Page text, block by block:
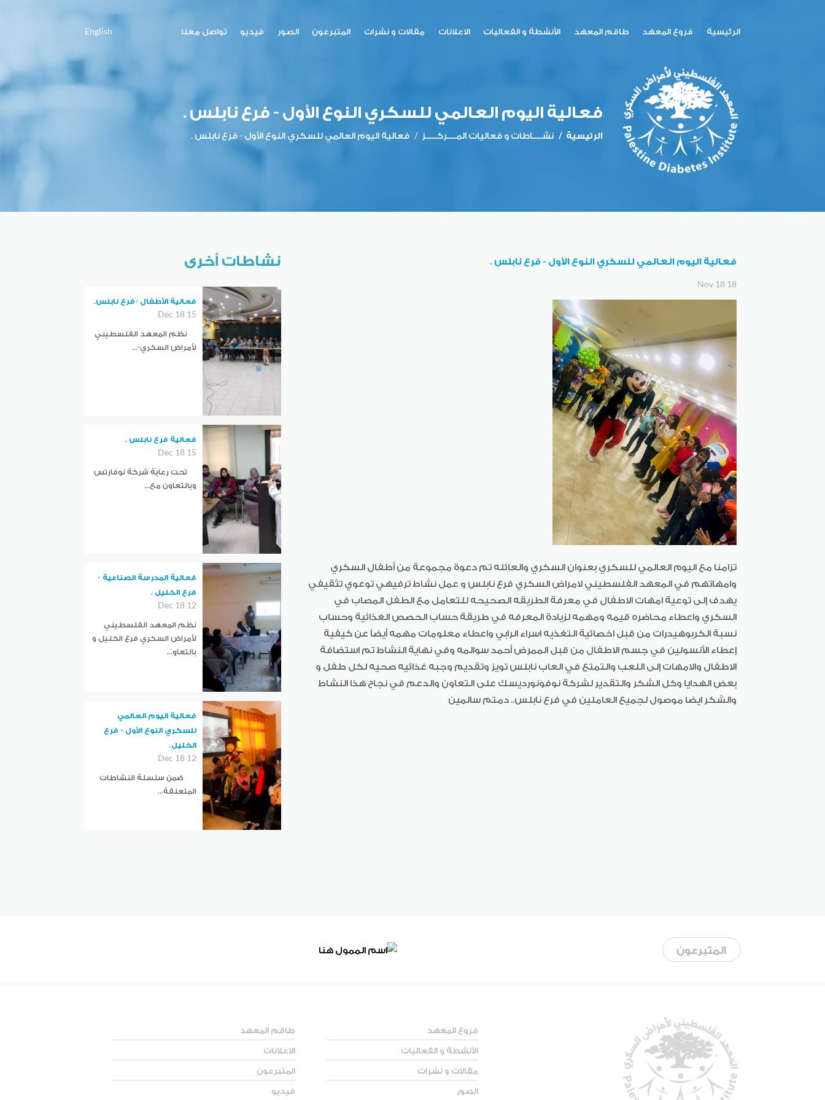
الرئيسية فروع المعهد طاقم المعهد الأنشطة و الفعاليات الاعلانات مقالات و نشرات المتبرعون الصور فيديو تواصل معنا English
فعالية اليوم العالمي للسكري النوع الأول - فرع نابلس .
الرئيسية / نشـــــاطات و فعاليات المـــــركــــــز / فعالية اليوم العالمي للسكري النوع الأول - فرع نابلس .
فعالية اليوم العالمي للسكري النوع الأول - فرع نابلس .
18 Nov 18
تزامنا مع اليوم العالمي للسكري بعنوان السكري والعائله تم دعوة مجموعة من أطفال السكري
وامهاتهم في المعهد الفلسطيني لامراض السكري فرع نابلس و عمل نشاط ترفيهي توعوي تثقيفي
يهدف إلى توعية امهات الاطفال في معرفة الطريقه الصحيحه للتعامل مع الطفل المصاب في
السكري واعطاء محاضره قيمه ومهمه لزيادة المعرفه في طريقة حساب الحصص الغذائية وحساب
نسبة الكربوهيدرات من قبل اخصائية التغذيه اسراء الرابي واعطاء معلومات مهمه أيضاً عن كيفية
إعطاء الأنسولين في جسم الاطفال من قبل الممرض أحمد سوالمه وفي نهاية النشاط تم استضافة
الاطفال والامهات إلى اللعب والتمتع في العاب نابلس تويز وتقديم وجبه غذائيه صحيه لكل طفل و
بعض الهدايا وكل الشكر والتقدير لشركة نوفونورديسك على التعاون والدعم في نجاح هذا النشاط
والشكر ايضا موصول لجميع العاملين في فرع نابلس.. دمتم سالمين
نشاطات أخرى
فعالية الأطفال -فرع نابلس.
15 Dec 18
نظم المعهد الفلسطيني
لأمراض السكري-...
فعالية فرع نابلس .
15 Dec 18
تحت رعاية شركة نوفارتس
وبالتعاون مع...
فعالية المدرسة الصناعية -
فرع الخليل .
12 Dec 18
نظم المعهد الفلسطيني
لأمراض السكري فرع الخليل و
بالتعاو...
فعالية اليوم العالمي
للسكري النوع الأول - فرع
الخليل.
12 Dec 18
ضمن سلسلة النشاطات
المتعلقة...
المتبرعون
فروع المعهد
طاقم المعهد
الأنشطة و الفعاليات
الاعلانات
مقالات و نشرات
المتبرعون
الصور
فيديو